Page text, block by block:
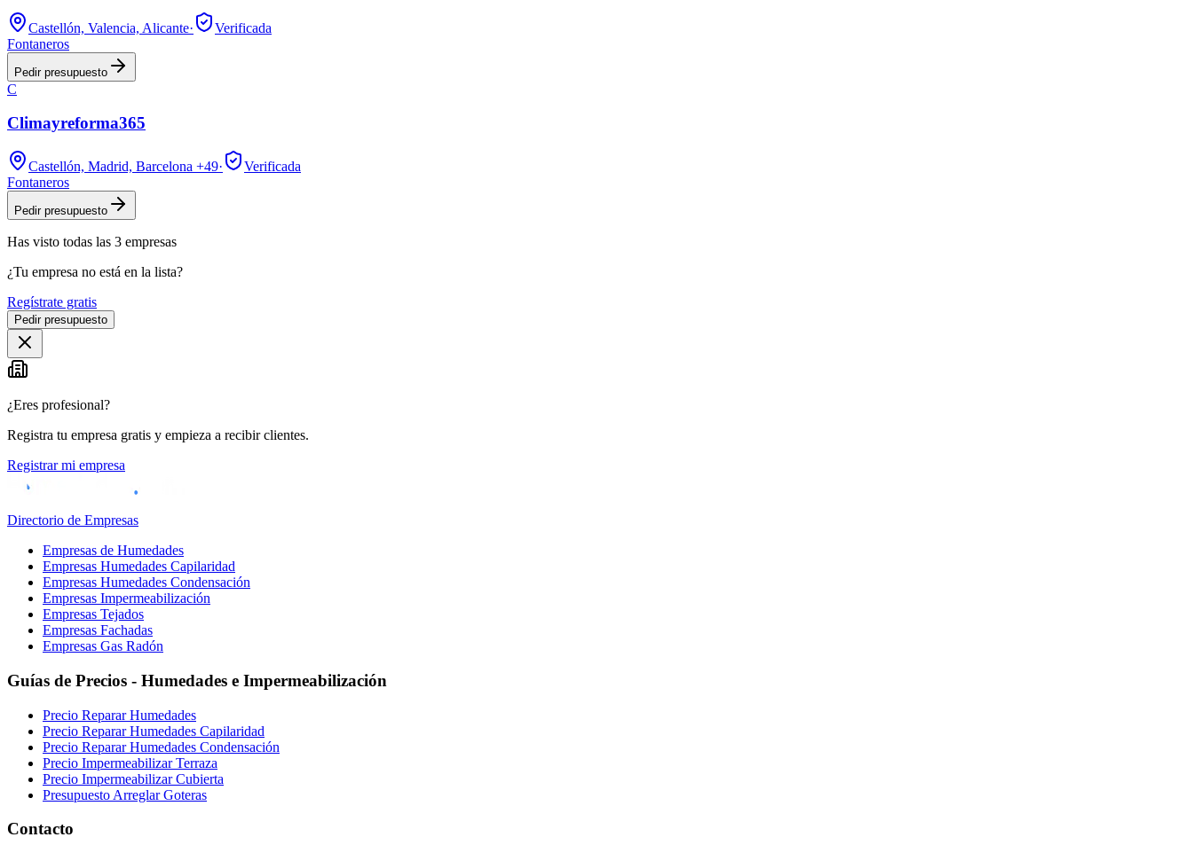
Castellón, Valencia, Alicante·
Verificada
Fontaneros
Pedir presupuesto
C
Climayreforma365
Castellón, Madrid, Barcelona +49·
Verificada
Fontaneros
Pedir presupuesto
Has visto todas las 3 empresas
¿Tu empresa no está en la lista?
Regístrate gratis
Pedir presupuesto
¿Eres profesional?
Registra tu empresa gratis y empieza a recibir clientes.
Registrar mi empresa
Directorio de Empresas
Empresas de Humedades
Empresas Humedades Capilaridad
Empresas Humedades Condensación
Empresas Impermeabilización
Empresas Tejados
Empresas Fachadas
Empresas Gas Radón
Guías de Precios - Humedades e Impermeabilización
Precio Reparar Humedades
Precio Reparar Humedades Capilaridad
Precio Reparar Humedades Condensación
Precio Impermeabilizar Terraza
Precio Impermeabilizar Cubierta
Presupuesto Arreglar Goteras
Contacto